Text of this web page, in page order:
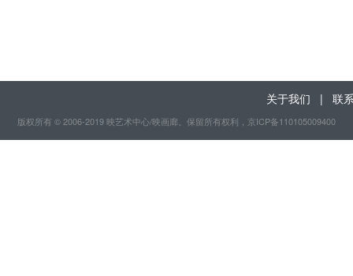
关于我们 | 联
版权所有 © 2006-2019 映艺术中心/映画廊。保留所有权利 ，京ICP备110105009400